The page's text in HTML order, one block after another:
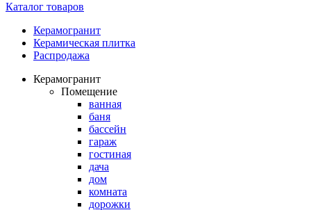
Каталог товаров
Керамогранит
Керамическая плитка
Распродажа
Керамогранит
Помещение
ванная
баня
бассейн
гараж
гостиная
дача
дом
комната
дорожки